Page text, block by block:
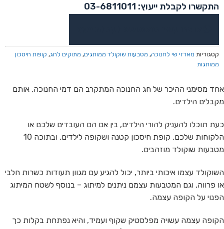
התקשרו לקבלת ייעוץ: 03-6811011
קטגוריות מארזי שי לחנוכה, מטבעות שוקולד ממותגים, מתוקים לחג, קופות חיסכון
ממותגות
אחד מסימני ההיכר של חג החנוכה המתקרב הם דמי החנוכה, אותם
מקבלים הילדים.
כעת תוכלו להעניק להורי הילדים, בין אם הם העובדים שלכם או
הלקוחות שלכם, קופת חיסכון קטנה ושקופה לילדים, ובתוכה 10
מטבעות שוקולד מוזהבים.
השוקולד עצמו איכותי ביותר, יכול להגיע עם מגוון תעודות כשרות חלבי
או פרווה, וגם המטבעות עצמם ניתנים למיתוג – בנוסף לשטח המיתוג
הפנוי על הקופה עצמה.
הקופה עצמה עשויה מפלסטיק שקוף ועמיד, והיא נפתחת בקלות כך